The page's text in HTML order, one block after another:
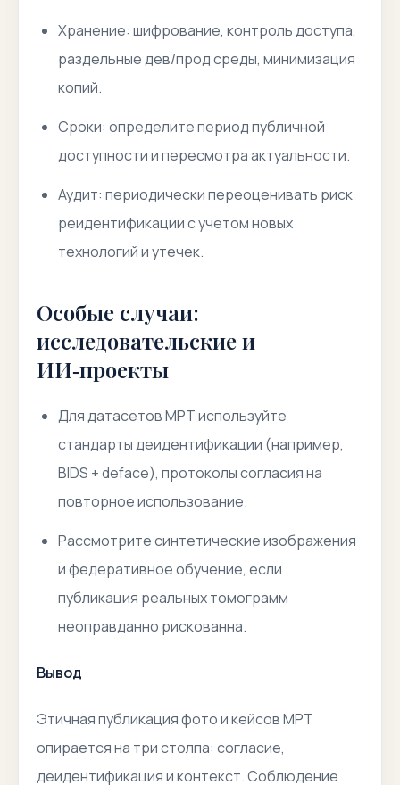
Хранение: шифрование, контроль доступа,
раздельные дев/прод среды, минимизация
копий.
Сроки: определите период публичной
доступности и пересмотра актуальности.
Аудит: периодически переоценивать риск
реидентификации с учетом новых
технологий и утечек.
Особые случаи:
исследовательские и
ИИ‑проекты
Для датасетов МРТ используйте
стандарты деидентификации (например,
BIDS + deface), протоколы согласия на
повторное использование.
Рассмотрите синтетические изображения
и федеративное обучение, если
публикация реальных томограмм
неоправданно рискованна.
Вывод
Этичная публикация фото и кейсов МРТ
опирается на три столпа: согласие,
деидентификация и контекст. Соблюдение